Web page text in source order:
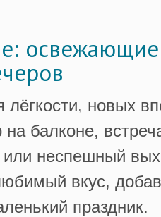
лёгкости, новых
балконе,
неспешный
вкус,
праздник.